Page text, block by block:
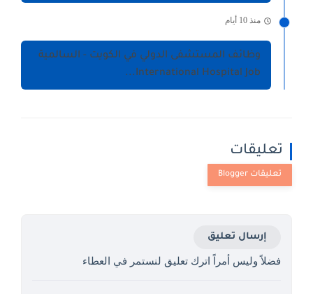
منذ 10 أيام
وظائف المستشفى الدولي في الكويت - السالمية
International Hospital Job...
تعليقات
إرسال تعليق
فضلاً وليس أمراً اترك تعليق لنستمر في العطاء